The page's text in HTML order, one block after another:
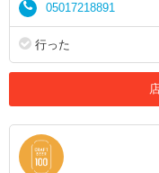
05017218891
行った